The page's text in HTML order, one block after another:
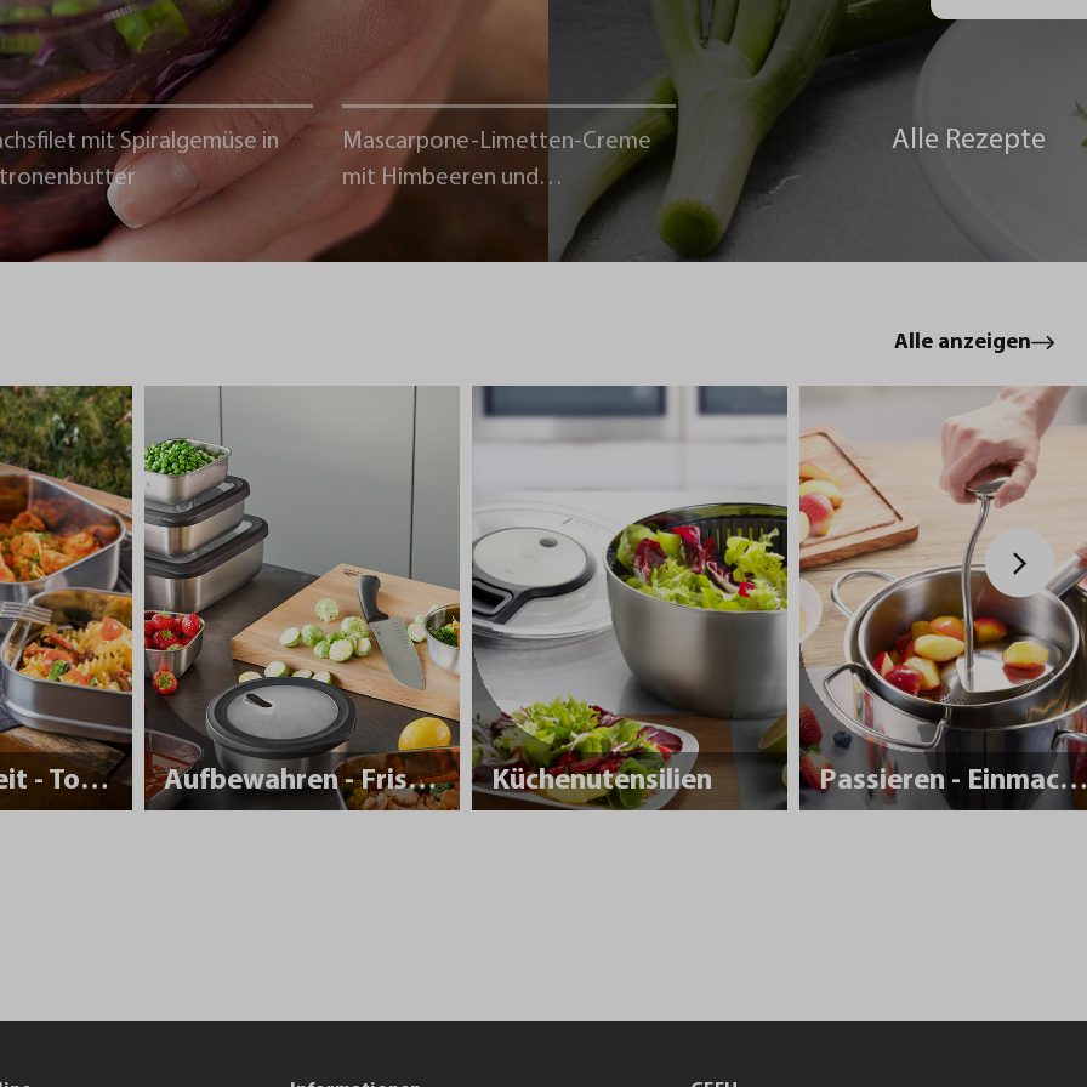
mit Spiralgemüse in
Mascarpone-Limetten-Creme
mit Himbeeren und
Schokoladencrumble
Alle Rezepte
Alle anzeigen
Nachhaltigkeit - To Go Aufbewahren - Frisch halten Küchenutensilien Passieren - Einmachen